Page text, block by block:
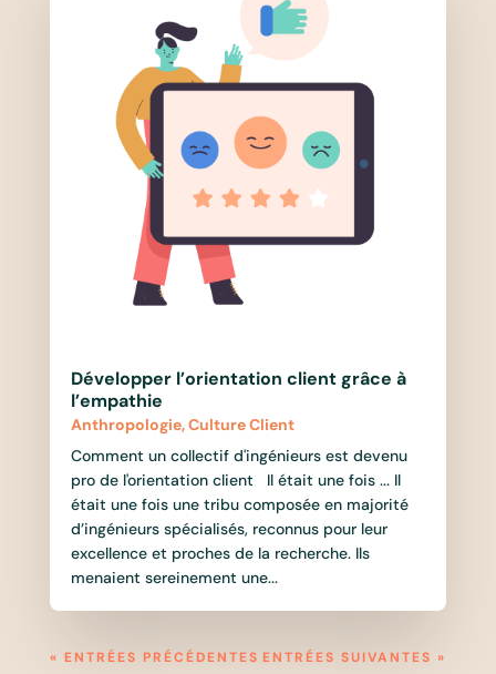
Développer l’orientation client grâce à
l’empathie
Anthropologie,Culture Client
Comment un collectif d'ingénieurs est devenu
pro de l'orientation client Il était une fois ... Il
était une fois une tribu composée en majorité
d’ingénieurs spécialisés, reconnus pour leur
excellence et proches de la recherche. Ils
menaient sereinement une...
« ENTRÉES PRÉCÉDENTES ENTRÉES SUIVANTES »